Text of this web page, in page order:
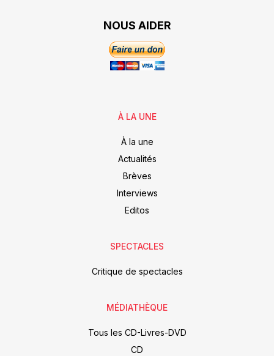
NOUS AIDER
À LA UNE
À la une
Actualités
Brèves
Interviews
Editos
SPECTACLES
Critique de spectacles
MÉDIATHÈQUE
Tous les CD-Livres-DVD
CD